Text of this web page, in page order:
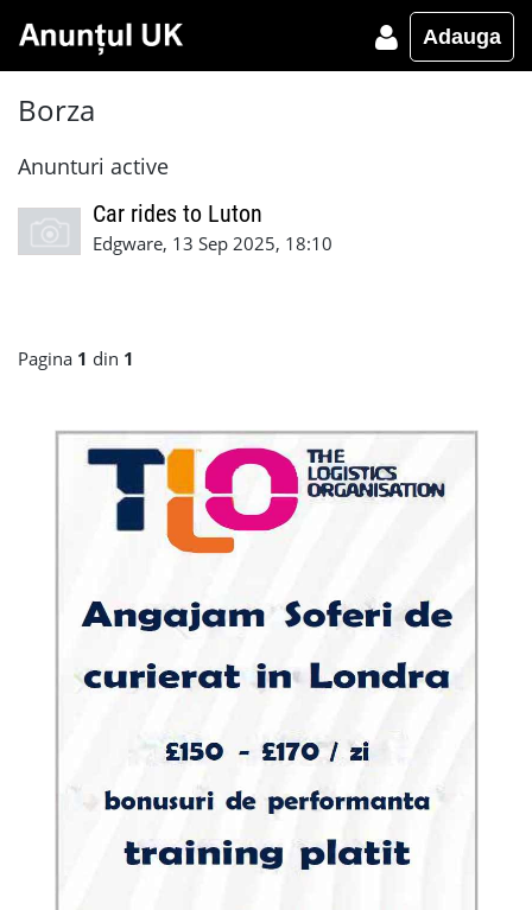
Adauga
Borza
Anunturi active
Car rides to Luton
Edgware, 13 Sep 2025, 18:10
Pagina 1 din 1